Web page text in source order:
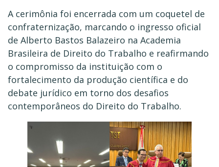
A cerimônia foi encerrada com um coquetel de
confraternização, marcando o ingresso oficial
de Alberto Bastos Balazeiro na Academia
Brasileira de Direito do Trabalho e reafirmando
o compromisso da instituição com o
fortalecimento da produção científica e do
debate jurídico em torno dos desafios
contemporâneos do Direito do Trabalho.